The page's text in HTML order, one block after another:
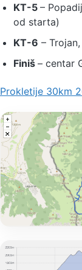
KT-5 –
od starta)
KT-6 –
Finiš – centar
Prokletije 30km